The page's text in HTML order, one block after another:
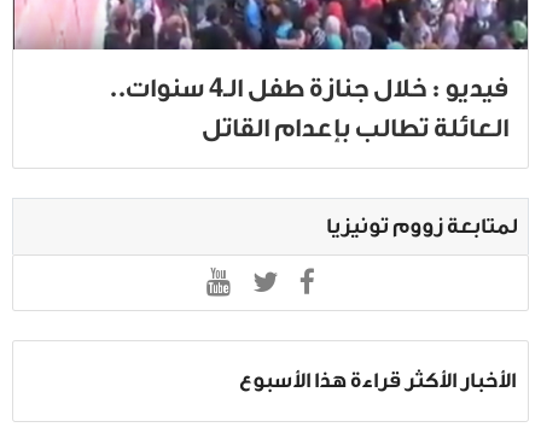
فيديو : خلال جنازة طفل الـ4 سنوات..
العائلة تطالب بإعدام القاتل
لمتابعة زووم تونيزيا
الأخبار الأكثر قراءة هذا الأسبوع